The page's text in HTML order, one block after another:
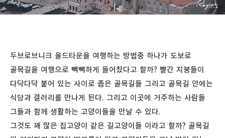
두브로브니크 올드타운을 여행하는 방법중 하나가 도보로
골목길을 여행으로 빽빽하게 들어찼다고 할까? 빨간 지붕들이
다닥다닥 붙어 있는 사이로 좁은 골목길들 그리고 골목길 안에는
식당과 갤러리를 만나게 된다. 그리고 이곳에 거주하는 사람들
그들과 함께 생활하는 고양이들을 만날 수 있다.
그것도 꽤 많은 집고양이 같은 길고양이들 이라고 할까? 골목길